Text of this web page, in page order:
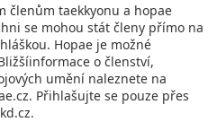
členům taekkyonu a hopae
se mohou stát členy přímo na
Hopae je možné
o členství,
umění naleznete na
Přihlašujte se pouze přes